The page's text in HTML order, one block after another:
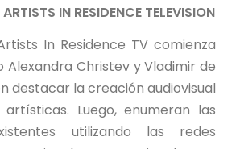
IN RESIDENCE TELEVISION
In Residence TV comienza
Alexandra Christev y Vladimir de
destacar la creación audiovisual
Luego, enumeran las
utilizando las redes